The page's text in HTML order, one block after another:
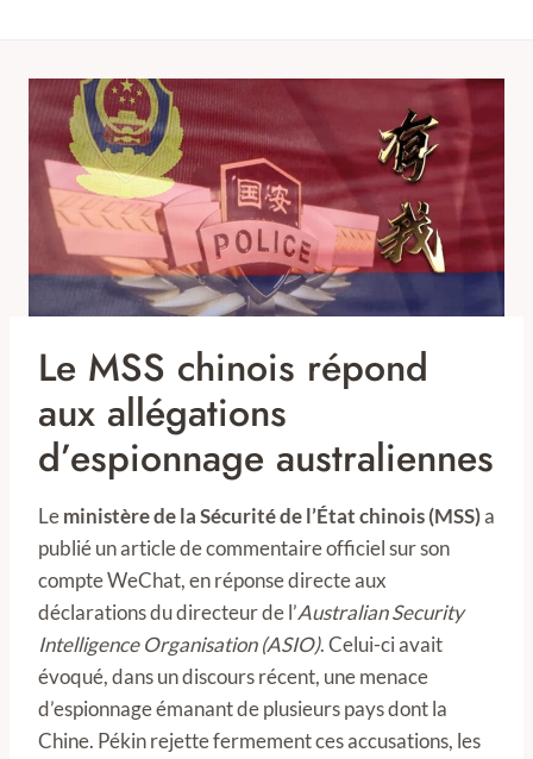
Le MSS chinois répond
aux allégations
d’espionnage australiennes
Leministère de la Sécurité de l’État chinois (MSS)a
publié un article de commentaire officiel sur son
compte WeChat, en réponse directe aux
déclarations du directeur de l’Australian Security
Intelligence Organisation (ASIO). Celui-ci avait
évoqué, dans un discours récent, une menace
d’espionnage émanant de plusieurs pays dont la
Chine. Pékin rejette fermement ces accusations, les